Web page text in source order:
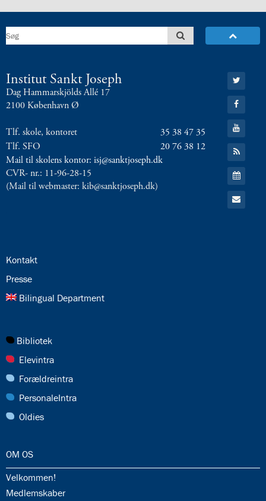
Department
Elever
Taize
indlæg:
Elever
er
Taize
Institut Sankt Joseph
Dag Hammarskjölds Allé 17
2100 København Ø
Tlf. skole, kontoret
35 38 47 35
Tlf. SFO
20 76 38 12
Mail til skolens kontor: isj@sanktjoseph.dk
CVR- nr.: 11-96-28-15
(Mail til webmaster: kib@sanktjoseph.dk)
Gå
til:
Twitter
Gå
til:
Facebook
Gå
til:
YouTube
Gå
til:
RSS
feed
Gå
til:
Kalender
Gå
til:
24.0:
Kontakt
25.0:
Presse
26.0:
Bilingual Department
27.0:
Bibliotek
28.0:
Elevintra
29.0:
Forældreintra
30.0:
PersonaleIntra
31.0:
Oldies
32.0:
OM OS
32.1:
Velkommen!
32.2:
Medlemskaber